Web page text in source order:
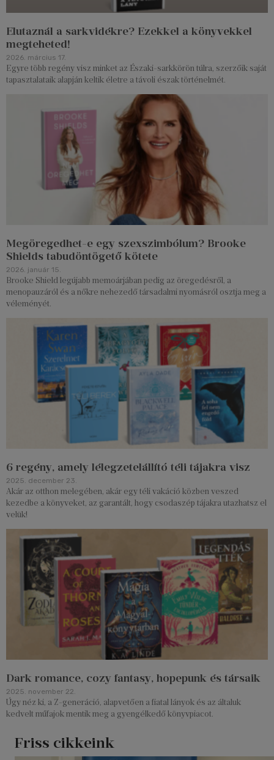
Elutaznál a sarkvidékre? Ezekkel a könyvekkel
megteheted!
2026. március 17.
Egyre több regény visz minket az Északi-sarkkörön túlra, szerzőik saját
tapasztalataik alapján keltik életre a távoli észak történelmét.
Megöregedhet-e egy szexszimbólum? Brooke
Shields tabudöntögető kötete
2026. január 15.
Brooke Shield legújabb memoárjában pedig az öregedésről, a
menopauzáról és a nőkre nehezedő társadalmi nyomásról osztja meg a
véleményét.
6 regény, amely lélegzetelállító téli tájakra visz
2025. december 23.
Akár az otthon melegében, akár egy téli vakáció közben veszed
kezedbe a könyveket, az garantált, hogy csodaszép tájakra utazhatsz el
velük!
Dark romance, cozy fantasy, hopepunk és társaik
2025. november 22.
Úgy néz ki, a Z-generáció, alapvetően a fiatal lányok és az általuk
kedvelt műfajok mentik meg a gyengélkedő könyvpiacot.
Friss cikkeink